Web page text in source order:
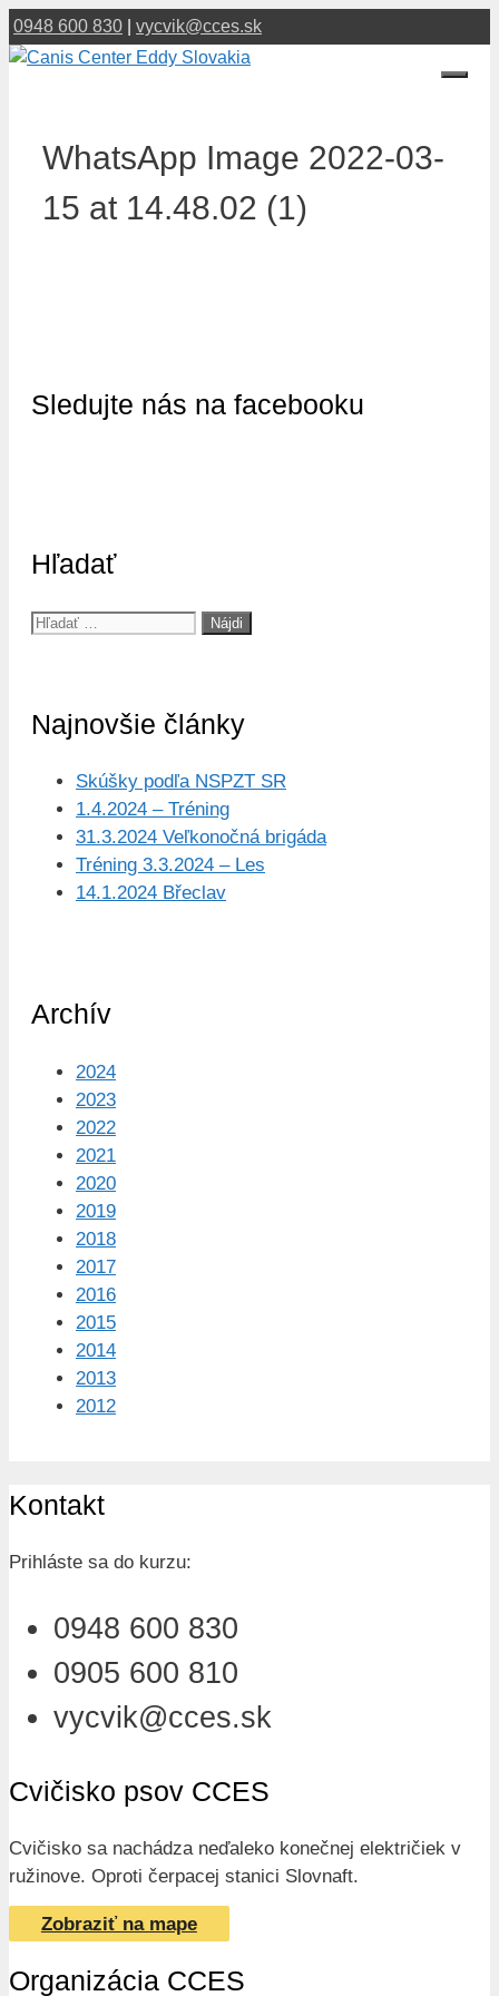
Preskočiť
na
0948 600 830 vycvik@cces.sk
WhatsApp Image 2022-03-
15 at 14.48.02 (1)
Sledujte nás na facebooku
Hľadať
Hľadať:
Najnovšie články
Skúšky podľa NSPZT SR
1.4.2024 – Tréning
31.3.2024 Veľkonočná brigáda
Tréning 3.3.2024 – Les
14.1.2024 Břeclav
Archív
2024
2023
2022
2021
2020
2019
2018
2017
2016
2015
2014
2013
2012
Kontakt
Prihláste sa do kurzu:
0948 600 830
0905 600 810
vycvik@cces.sk
Cvičisko psov CCES
Cvičisko sa nachádza neďaleko konečnej električiek v
ružinove. Oproti čerpacej stanici Slovnaft.
Zobraziť na mape
Organizácia CCES